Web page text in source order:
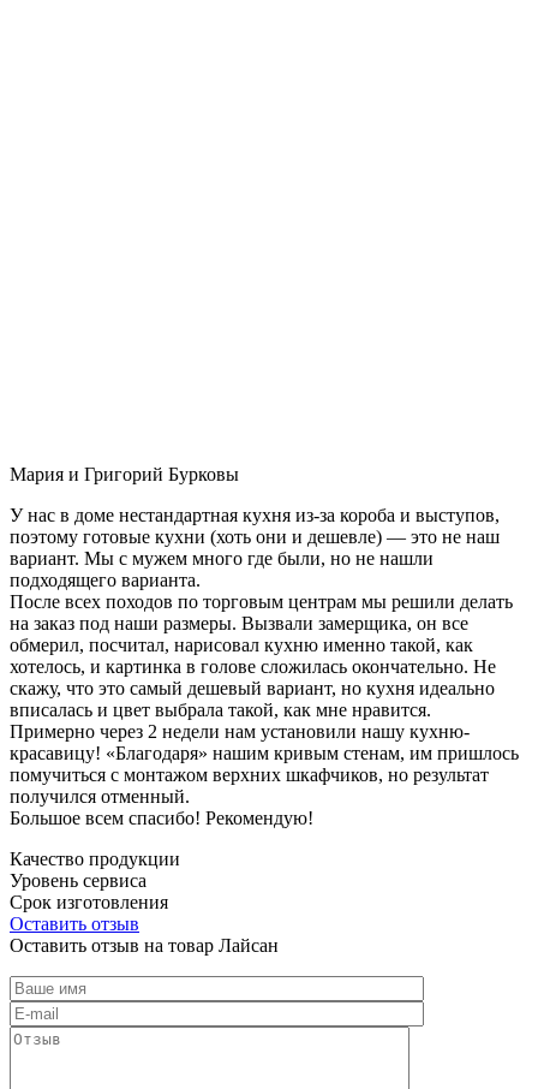
Мария и Григорий Бурковы
У нас в доме нестандартная кухня из-за короба и выступов,
поэтому готовые кухни (хоть они и дешевле) — это не наш
вариант. Мы с мужем много где были, но не нашли
подходящего варианта.
После всех походов по торговым центрам мы решили делать
на заказ под наши размеры. Вызвали замерщика, он все
обмерил, посчитал, нарисовал кухню именно такой, как
хотелось, и картинка в голове сложилась окончательно. Не
скажу, что это самый дешевый вариант, но кухня идеально
вписалась и цвет выбрала такой, как мне нравится.
Примерно через 2 недели нам установили нашу кухню-
красавицу! «Благодаря» нашим кривым стенам, им пришлось
помучиться с монтажом верхних шкафчиков, но результат
получился отменный.
Большое всем спасибо! Рекомендую!
Качество продукции
Уровень сервиса
Срок изготовления
Оставить отзыв
Оставить отзыв на товар Лайсан